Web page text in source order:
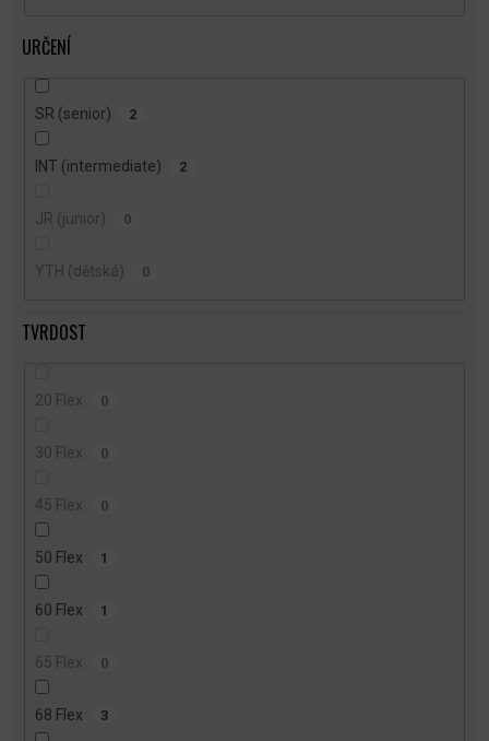
URČENÍ
SR (senior) 2
INT (intermediate) 2
JR (junior) 0
YTH (dětská) 0
TVRDOST
20 Flex 0
30 Flex 0
45 Flex 0
50 Flex 1
60 Flex 1
65 Flex 0
68 Flex 3